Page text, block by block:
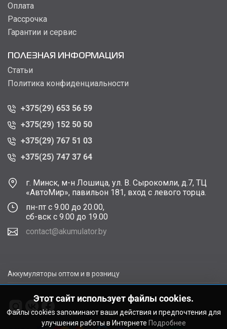
Оплата
Рассрочка
Гарантии и сервис
ПОЛЕЗНАЯ ИНФОРМАЦИЯ
Статьи
Политика конфиденциальности
+375(29) 653 56 59
+375(29) 152 50 50
+375(29) 767 51 03
+375(25) 747 37 64
г. Минск, м-н Лошица, ул. В. Сырокомли, д.7, ТЦ
«АвтоМир», павильон 181, вход с левого торца.
пн-пт с 9.00 до 20.00,
сб-вск с 9.00 до 19.00
contact@akumulator.by
Аккумуляторы оптом и в розницу
Этот сайт использует файлы cookies.
Файлы cookies запоминают ваши действия и предпочтения для
улучшения работы в Интернете Подробнее